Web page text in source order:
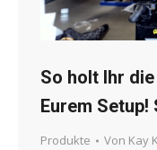
So holt Ihr
Eurem
Produkte Von Kay